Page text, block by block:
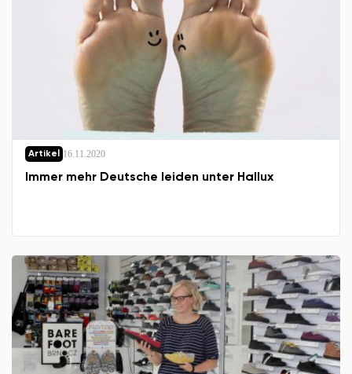
Artikel 16.11.2020
Immer mehr Deutsche leiden unter Hallux